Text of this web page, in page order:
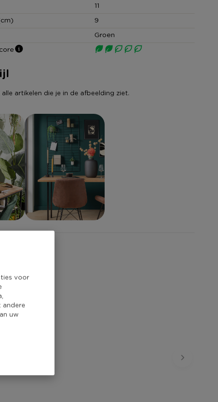
voor
andere
uw
11
9
Groen
artikelen die je in de afbeelding ziet.